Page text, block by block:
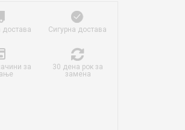
достава Сигурна достава
за
30 дена рок за
замена